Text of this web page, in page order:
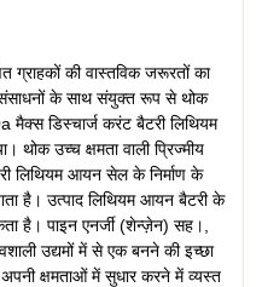
ग्राहकों की वास्तविक जरूरतों का
के साथ संयुक्त रूप से थोक
मैक्स डिस्चार्ज करंट बैटरी लिथियम
उच्च क्षमता वाली प्रिज्मीय
लिथियम आयन सेल के निर्माण के
है। उत्पाद लिथियम आयन बैटरी के
है। पाइन एनर्जी (शेन्ज़ेन) सह।,
उद्यमों में से एक बनने की इच्छा
अपनी क्षमताओं में सुधार करने में व्यस्त